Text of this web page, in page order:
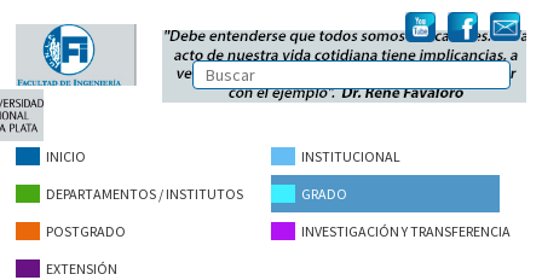
INICIO INSTITUCIONAL
DEPARTAMENTOS / INSTITUTOS GRADO
POSTGRADO INVESTIGACIÓN Y TRANSFERENCIA
EXTENSIÓN